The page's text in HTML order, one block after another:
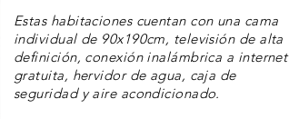
Estas habitaciones cuentan con una cama
individual de 90x190cm, televisión de alta
definición, conexión inalámbrica a internet
gratuita, hervidor de agua, caja de
seguridad y aire acondicionado.